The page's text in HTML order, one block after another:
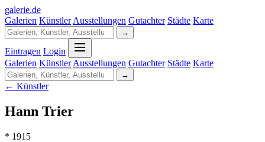
galerie.de
Galerien Künstler Ausstellungen Gutachter Städte Karte
→
Eintragen Login
Galerien Künstler Ausstellungen Gutachter Städte Karte
→
← Künstler
Hann Trier
* 1915